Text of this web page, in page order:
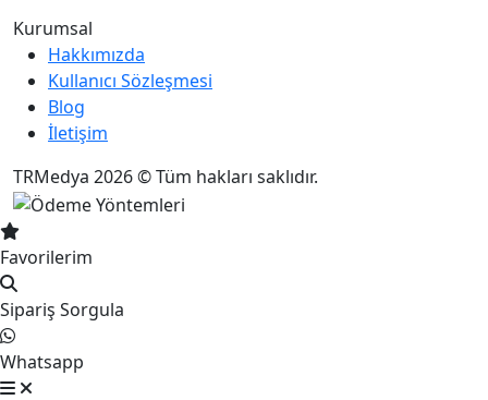
Kurumsal
Hakkımızda
Kullanıcı Sözleşmesi
Blog
İletişim
TRMedya 2026 © Tüm hakları saklıdır.
Favorilerim
Sipariş Sorgula
Whatsapp